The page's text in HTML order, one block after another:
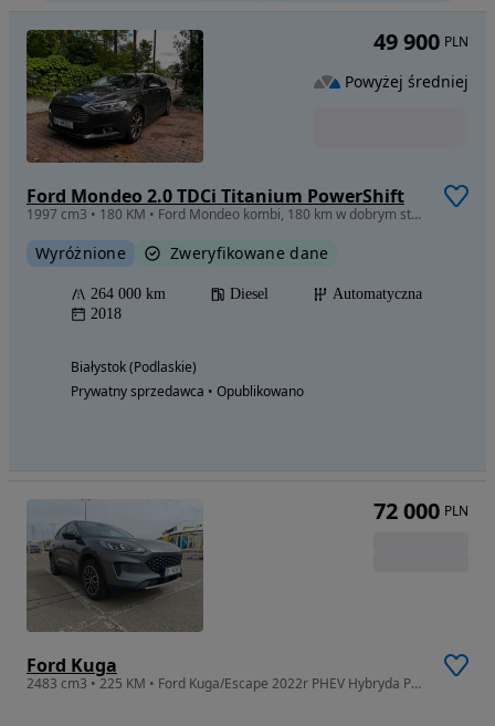
Ford Mondeo 2.0 TDCi Titanium PowerShift
1997 cm3 • 180 KM • Ford Mondeo kombi, 180 km w dobrym stanie. Pełna faktura 23% Vat.
Wyróżnione Zweryfikowane dane
264 000 km Diesel
Automatyczna
2018
Białystok (Podlaskie)
Prywatny sprzedawca • Opublikowano
49 900 PLN
Powyżej średniej
Ford Kuga
2483 cm3 • 225 KM • Ford Kuga/Escape 2022r PHEV Hybryda PLUG-IN
72 000 PLN